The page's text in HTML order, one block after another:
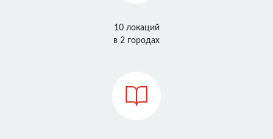
10 локаций
в 2 городах